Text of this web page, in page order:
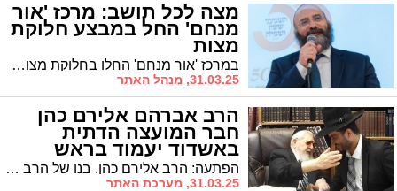
מצה לכל תושב: מרכז 'אור
מנחם' החל במבצע חלוקת
מצות
במרכז 'אור מנחם' החלו בחלוקת מצות לתושבי הרבעים טו, טז ויז. כמה מצות יחולקו?
31.03.25, מנהל האתר
הרב אברהם אלירם כהן
חבר המועצה הדתית
באשדוד יעמוד בראש
המועה"ד ביהוד הפתעה: הרב אלירם כהן, בנו של הרב שמעון כהן זצ"ל ורב ביה"כ "תהילה לדוד" מונה בידי שר הדתות והוא יכהן כיו"ר המועה"ד בעיר יהוד
31.03.25, מערכת האתר